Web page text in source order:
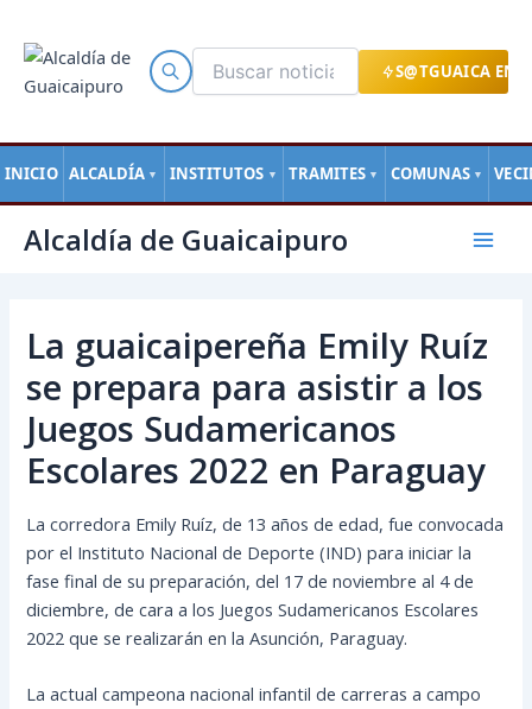
S@TGUAICA EN
INICIO ALCALDÍA ▼ INSTITUTOS ▼ TRAMITES ▼ COMUNAS ▼
contenido
Alcaldía de Guaicaipuro
Main
La guaicaipereña Emily Ruíz
se prepara para asistir a los
Juegos Sudamericanos
Escolares 2022 en Paraguay
La corredora Emily Ruíz, de 13 años de edad, fue convocada
por el Instituto Nacional de Deporte (IND) para iniciar la
fase final de su preparación, del 17 de noviembre al 4 de
diciembre, de cara a los Juegos Sudamericanos Escolares
2022 que se realizarán en la Asunción, Paraguay.
La actual campeona nacional infantil de carreras a campo
de